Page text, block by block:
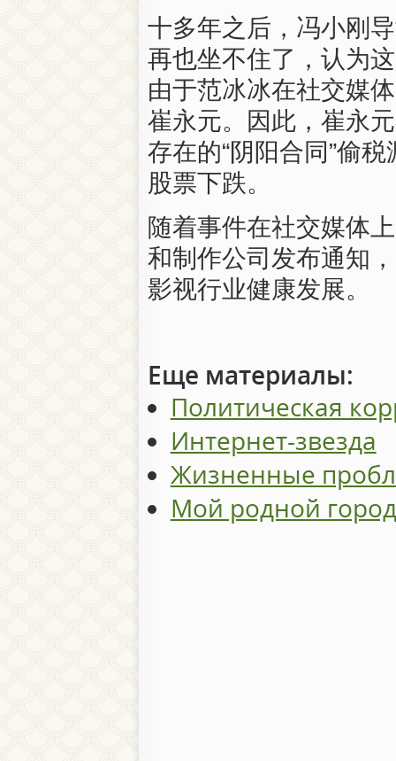
十多年之后 ， 冯小刚
再也坐不住了 ， 认为这
由于范冰冰在社交媒体
崔永元。 因此， 崔永元
存在的“阴阳合同”偷税
股票下跌。
随着事件在社交媒体上
和制作公司发布通知 ，
影视行业健康发展。
Еще материалы:
Политическая
Интернет-звезда
Жизненные
Мой родной город